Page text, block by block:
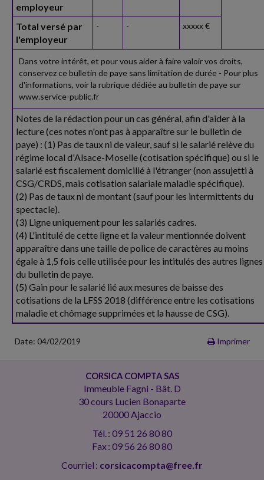
employeur
Total versé par
l'employeur
- - xxxxx €
Dans votre intérêt, et pour vous aider à faire valoir vos droits,
conservez ce bulletin de paye sans limitation de durée - Pour plus
d'informations, voir la rubrique dédiée au bulletin de paye sur
www.service-public.fr
Notes de la rédaction pour un cas général, afin d'aider à la
lecture (ces notes n'ont pas à apparaître sur le bulletin de
paye) : (1) Pas de taux ni de valeur, sauf si le salarié relève du
régime local d'Alsace-Moselle (cotisation spécifique) ou si le
salarié est fiscalement domicilié à l'étranger (non assujetti à
CSG/CRDS, mais cotisation salariale maladie spécifique).
(2) Pas de taux ni de montant (sauf pour les intermittents du
spectacle).
(3) Ligne uniquement pour les salariés cadres.
(4) L'intitulé de cette ligne et la valeur mentionnée doivent
apparaître dans une taille de police de caractères au moins
égale à 1,5 fois celle utilisée pour les intitulés des autres lignes
du bulletin de paye.
(5) Gain pour le salarié lié aux mesures de baisse des
cotisations de la LFSS 2018 (différence entre les cotisations
maladie et chômage supprimées et la hausse de CSG).
Date: 04/02/2019 Imprimer
CORSICA COMPTA SAS
Immeuble Fagni - Bât. D
30 cours Lucien Bonaparte
20000 Ajaccio
Tél. : 09 51 26 80 80
Fax : 09 56 26 80 80
Courriel : corsicacompta@free.fr